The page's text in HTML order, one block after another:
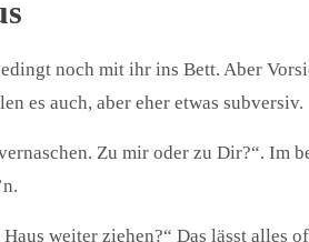
noch mit ihr ins Bett. Aber
es auch, aber eher etwas subversiv.
Zu mir oder zu Dir?“. Im
weiter ziehen?“ Das lässt alles